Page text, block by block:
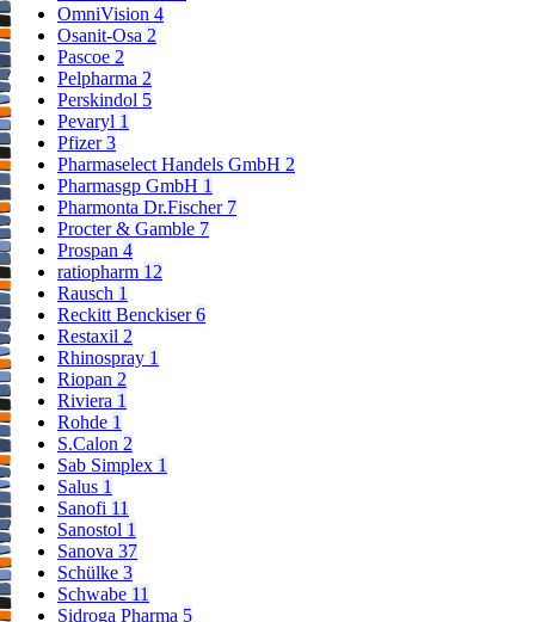
OmniVision 4
Osanit-Osa 2
Pascoe 2
Pelpharma 2
Perskindol 5
Pevaryl 1
Pfizer3
Pharmaselect Handels GmbH 2
Pharmasgp GmbH 1
Pharmonta Dr.Fischer 7
Procter & Gamble 7
Prospan 4
ratiopharm 12
Rausch 1
Reckitt Benckiser6
Restaxil 2
Rhinospray 1
Riopan 2
Riviera 1
Rohde 1
S.Calon 2
Sab Simplex 1
Salus 1
Sanofi 11
Sanostol 1
Sanova 37
Schülke 3
Schwabe 11
Sidroga Pharma 5